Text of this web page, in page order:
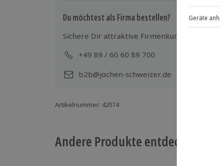
Du möchtest als Firma bestellen?
Sichere Dir attraktive Firmenkunden Vorteile.
+49 89 / 60 60 89 700
b2b@jochen-schweizer.de
Artikelnummer: 42074
Andere Produkte entdecken